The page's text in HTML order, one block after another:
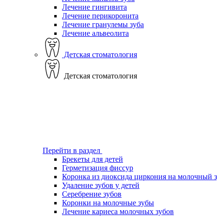
Лечение гингивита
Лечение перикоронита
Лечение гранулемы зуба
Лечение альвеолита
Детская стоматология
Детская стоматология
Перейти в раздел
Брекеты для детей
Герметизация фиссур
Коронка из диоксида циркония на молочный
Удаление зубов у детей
Серебрение зубов
Коронки на молочные зубы
Лечение кариеса молочных зубов